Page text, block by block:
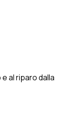
al riparo dalla